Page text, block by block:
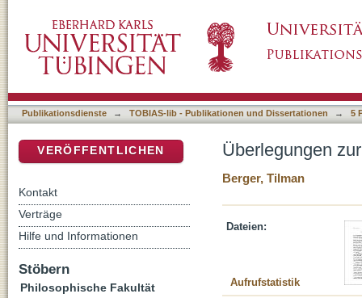
Publikationsdienste → TOBIAS-lib - Publikationen und Dissertationen → 5
Überlegungen
Berger, Tilman
Dateien:
Aufrufstatistik
VERÖFFENTLICHEN
Kontakt
Verträge
Hilfe und Informationen
Stöbern
Philosophische Fakultät